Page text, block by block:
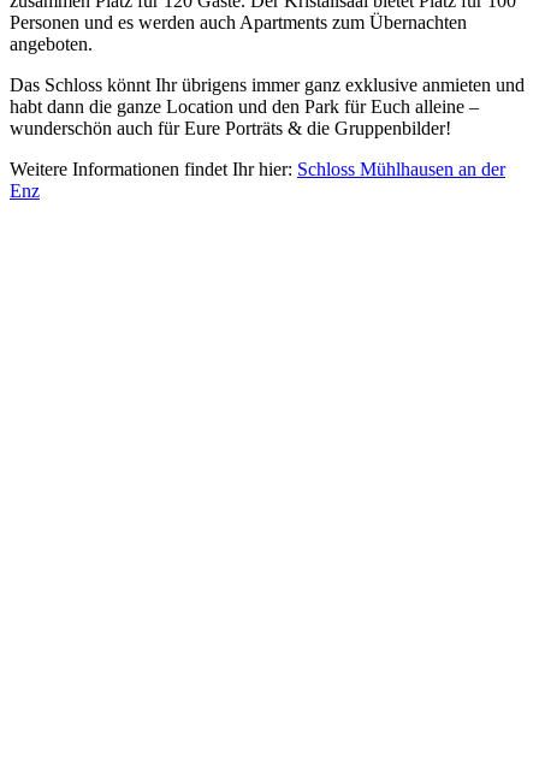
Personen und es werden auch Apartments zum Übernachten
angeboten.
Das Schloss könnt Ihr übrigens immer ganz exklusive anmieten und
habt dann die ganze Location und den Park für Euch alleine –
wunderschön auch für Eure Porträts & die Gruppenbilder!
Weitere Informationen findet Ihr hier: Schloss Mühlhausen an der
Enz